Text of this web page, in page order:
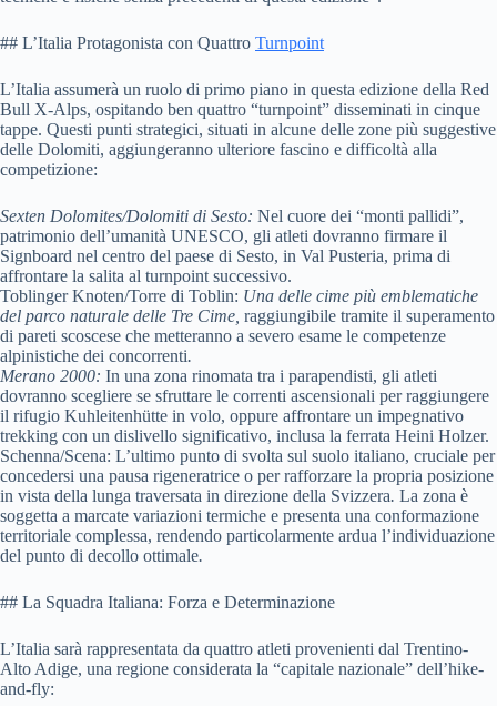
## L’Italia Protagonista con Quattro Turnpoint
L’Italia assumerà un ruolo di primo piano in questa edizione della Red
Bull X-Alps, ospitando ben quattro “turnpoint” disseminati in cinque
tappe. Questi punti strategici, situati in alcune delle zone più suggestive
delle Dolomiti, aggiungeranno ulteriore fascino e difficoltà alla
competizione:
Sexten Dolomites/Dolomiti di Sesto: Nel cuore dei “monti pallidi”,
patrimonio dell’umanità UNESCO, gli atleti dovranno firmare il
Signboard nel centro del paese di Sesto, in Val Pusteria, prima di
affrontare la salita al turnpoint successivo.
Toblinger Knoten/Torre di Toblin: Una delle cime più emblematiche
del parco naturale delle Tre Cime, raggiungibile tramite il superamento
di pareti scoscese che metteranno a severo esame le competenze
alpinistiche dei concorrenti.
Merano 2000: In una zona rinomata tra i parapendisti, gli atleti
dovranno scegliere se sfruttare le correnti ascensionali per raggiungere
il rifugio Kuhleitenhütte in volo, oppure affrontare un impegnativo
trekking con un dislivello significativo, inclusa la ferrata Heini Holzer.
Schenna/Scena: L’ultimo punto di svolta sul suolo italiano, cruciale per
concedersi una pausa rigeneratrice o per rafforzare la propria posizione
in vista della lunga traversata in direzione della Svizzera. La zona è
soggetta a marcate variazioni termiche e presenta una conformazione
territoriale complessa, rendendo particolarmente ardua l’individuazione
del punto di decollo ottimale.
## La Squadra Italiana: Forza e Determinazione
L’Italia sarà rappresentata da quattro atleti provenienti dal Trentino-
Alto Adige, una regione considerata la “capitale nazionale” dell’hike-
and-fly: